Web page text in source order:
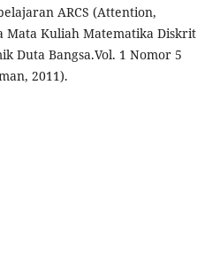
ARCS (Attention,
Mata Kuliah Matematika Diskrit
Duta Bangsa.Vol. 1 Nomor 5
2011).